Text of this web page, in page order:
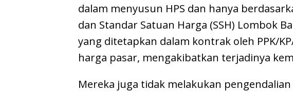
dalam menyusun HPS dan hanya
dan Standar Satuan Harga (SSH) Lombok
yang ditetapkan dalam kontrak oleh PPK/
harga pasar, mengakibatkan terjadinya
Mereka juga tidak melakukan